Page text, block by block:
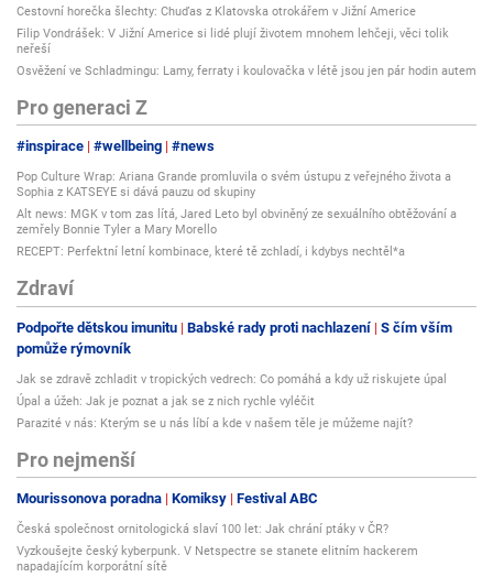
Cestovní horečka šlechty: Chuďas z Klatovska otrokářem v Jižní Americe
Filip Vondrášek: V Jižní Americe si lidé plují životem mnohem lehčeji, věci tolik
neřeší
Osvěžení ve Schladmingu: Lamy, ferraty i koulovačka v létě jsou jen pár hodin autem
Pro generaci Z
#inspirace #wellbeing #news
Pop Culture Wrap: Ariana Grande promluvila o svém ústupu z veřejného života a
Sophia z KATSEYE si dává pauzu od skupiny
Alt news: MGK v tom zas lítá, Jared Leto byl obviněný ze sexuálního obtěžování a
zemřely Bonnie Tyler a Mary Morello
RECEPT: Perfektní letní kombinace, které tě zchladí, i kdybys nechtěl*a
Zdraví
Podpořte dětskou imunitu Babské rady proti nachlazení S čím vším
pomůže rýmovník
Jak se zdravě zchladit v tropických vedrech: Co pomáhá a kdy už riskujete úpal
Úpal a úžeh: Jak je poznat a jak se z nich rychle vyléčit
Parazité v nás: Kterým se u nás líbí a kde v našem těle je můžeme najít?
Pro nejmenší
Mourissonova poradna Komiksy Festival ABC
Česká společnost ornitologická slaví 100 let: Jak chrání ptáky v ČR?
Vyzkoušejte český kyberpunk. V Netspectre se stanete elitním hackerem
napadajícím korporátní sítě